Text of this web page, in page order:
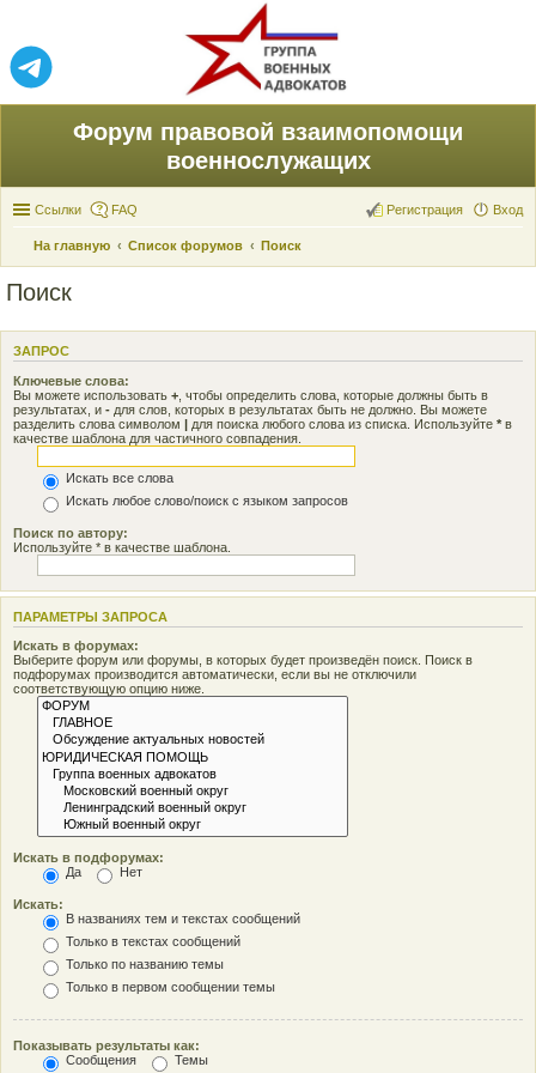
Форум правовой взаимопомощи
военнослужащих
Ссылки FAQ Вход
Регистрация
На главную Список форумов Поиск
Поиск
ЗАПРОС
Ключевые слова:
Вы можете использовать + , чтобы определить слова, которые должны быть в
результатах, и - для слов, которых в результатах быть не должно. Вы можете
разделить слова символом | для поиска любого слова из списка. Используйте * в
качестве шаблона для частичного совпадения.
Искать все слова
Искать любое слово/поиск с языком запросов
Поиск по автору:
Используйте * в качестве шаблона.
ПАРАМЕТРЫ ЗАПРОСА
Искать в форумах:
Выберите форум или форумы, в которых будет произведён поиск. Поиск в
подфорумах производится автоматически, если вы не отключили
соответствующую опцию ниже.
Искать в подфорумах:
Да
Нет
Искать:
В названиях тем и текстах сообщений
Только в текстах сообщений
Только по названию темы
Только в первом сообщении темы
Показывать результаты как:
Сообщения
Темы